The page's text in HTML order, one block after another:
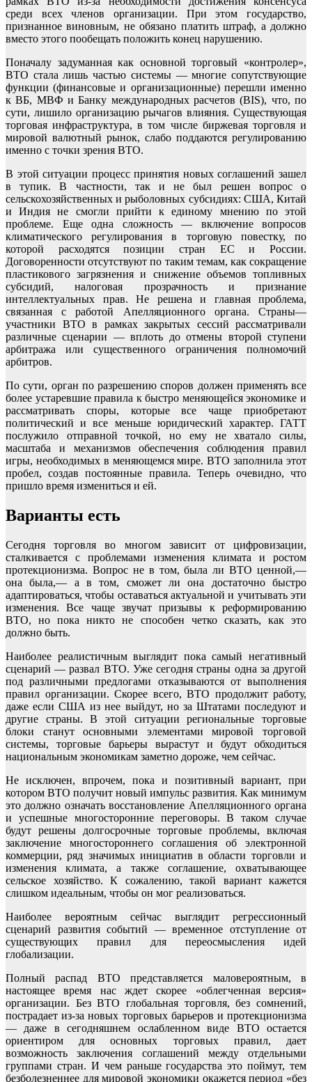
среди всех членов организации. При этом государство,
признанное виновным, не обязано платить штраф, а должно
вместо этого пообещать положить конец нарушению.
Поначалу задуманная как основной торговый «контролер»,
ВТО стала лишь частью системы — многие сопутствующие
функции (финансовые и организационные) перешли именно
к ВБ, МВФ и Банку международных расчетов (BIS), что, по
сути, лишило организацию рычагов влияния. Существующая
торговая инфраструктура, в том числе биржевая торговля и
мировой валютный рынок, слабо поддаются регулированию
именно с точки зрения ВТО.
В этой ситуации процесс принятия новых соглашений зашел
в тупик. В частности, так и не был решен вопрос о
сельскохозяйственных и рыболовных субсидиях: США, Китай
и Индия не смогли прийти к единому мнению по этой
проблеме. Еще одна сложность — включение вопросов
климатического регулирования в торговую повестку, по
которой расходятся позиции стран ЕС и России.
Договоренности отсутствуют по таким темам, как сокращение
пластикового загрязнения и снижение объемов топливных
субсидий, налоговая прозрачность и признание
интеллектуальных прав. Не решена и главная проблема,
связанная с работой Апелляционного органа. Страны—
участники ВТО в рамках закрытых сессий рассматривали
различные сценарии — вплоть до отмены второй ступени
арбитража или существенного ограничения полномочий
арбитров.
По сути, орган по разрешению споров должен применять все
более устаревшие правила к быстро меняющейся экономике и
рассматривать споры, которые все чаще приобретают
политический и все меньше юридический характер. ГАТТ
послужило отправной точкой, но ему не хватало силы,
масштаба и механизмов обеспечения соблюдения правил
игры, необходимых в меняющемся мире. ВТО заполнила этот
пробел, создав постоянные правила. Теперь очевидно, что
пришло время измениться и ей.
Варианты есть
Сегодня торговля во многом зависит от цифровизации,
сталкивается с проблемами изменения климата и ростом
протекционизма. Вопрос не в том, была ли ВТО ценной,—
она была,— а в том, сможет ли она достаточно быстро
адаптироваться, чтобы оставаться актуальной и учитывать эти
изменения. Все чаще звучат призывы к реформированию
ВТО, но пока никто не способен четко сказать, как это
должно быть.
Наиболее реалистичным выглядит пока самый негативный
сценарий — развал ВТО. Уже сегодня страны одна за другой
под различными предлогами отказываются от выполнения
правил организации. Скорее всего, ВТО продолжит работу,
даже если США из нее выйдут, но за Штатами последуют и
другие страны. В этой ситуации региональные торговые
блоки станут основными элементами мировой торговой
системы, торговые барьеры вырастут и будут обходиться
национальным экономикам заметно дороже, чем сейчас.
Не исключен, впрочем, пока и позитивный вариант, при
котором ВТО получит новый импульс развития. Как минимум
это должно означать восстановление Апелляционного органа
и успешные многосторонние переговоры. В таком случае
будут решены долгосрочные торговые проблемы, включая
заключение многостороннего соглашения об электронной
коммерции, ряд значимых инициатив в области торговли и
изменения климата, а также соглашение, охватывающее
сельское хозяйство. К сожалению, такой вариант кажется
слишком идеальным, чтобы он мог реализоваться.
Наиболее вероятным сейчас выглядит регрессионный
сценарий развития событий — временное отступление от
существующих правил для переосмысления идей
глобализации.
Полный распад ВТО представляется маловероятным, в
настоящее время нас ждет скорее «облегченная версия»
организации. Без ВТО глобальная торговля, без сомнений,
пострадает из-за новых торговых барьеров и протекционизма
— даже в сегодняшнем ослабленном виде ВТО остается
ориентиром для основных торговых правил, дает
возможность заключения соглашений между отдельными
группами стран. И чем раньше государства это поймут, тем
безболезненнее для мировой экономики окажется период «без